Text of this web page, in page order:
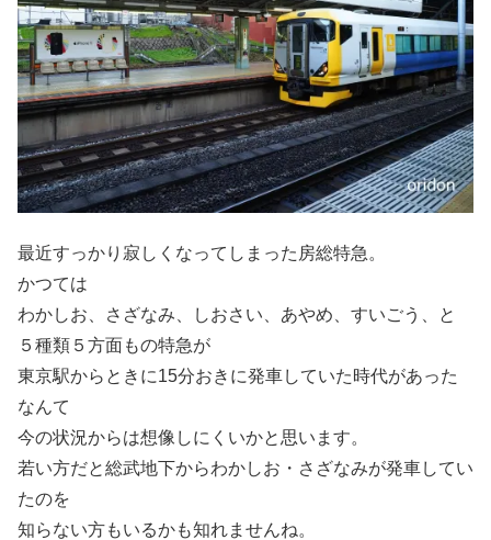
最近すっかり寂しくなってしまった房総特急。
かつては
わかしお、さざなみ、しおさい、あやめ、すいごう、と
５種類５方面もの特急が
東京駅からときに15分おきに発車していた時代があった
なんて
今の状況からは想像しにくいかと思います。
若い方だと総武地下からわかしお・さざなみが発車してい
たのを
知らない方もいるかも知れませんね。